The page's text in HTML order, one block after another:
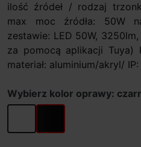
ilość źródeł / rodzaj
max moc źródła: 50W
zestawie: LED 50W,
za pomocą aplikacji Tuya)
materiał: aluminium/akryl/
Wybierz kolor oprawy:
biały czarny